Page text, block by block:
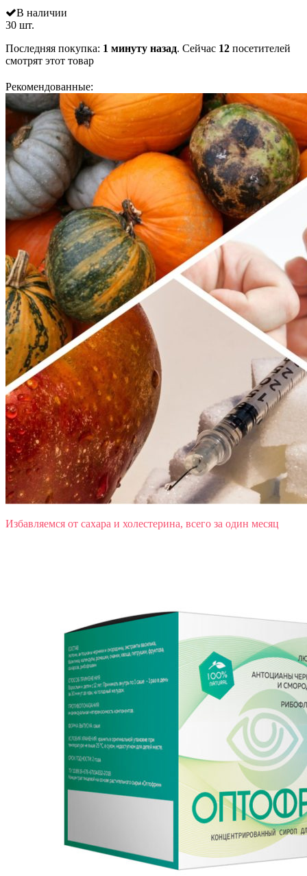
В наличии
30 шт.
Последняя покупка: 1 минуту назад. Сейчас 12 посетителей
смотрят этот товар
Рекомендованные:
Избавляемся от сахара и холестерина, всего за один месяц